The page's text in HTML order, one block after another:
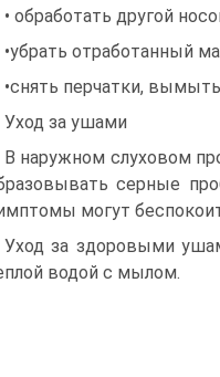
• обработать другой
•убрать отработанный
•снять перчатки,
Уход за ушами
В наружном слуховом
серные
могут
Уход за здоровыми
водой с мылом.